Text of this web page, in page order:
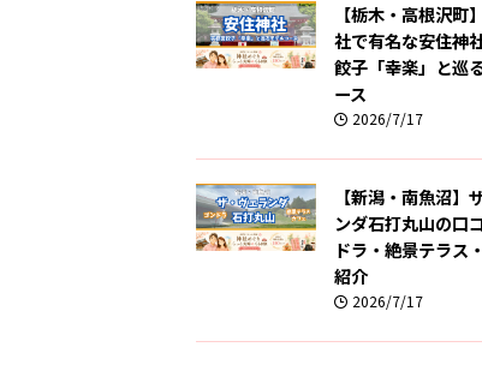
【栃木・高根沢町
社で有名な安住神
餃子「幸楽」と巡
ース
2026/7/17
【新潟・南魚沼】
ンダ石打丸山の口
ドラ・絶景テラス
紹介
2026/7/17